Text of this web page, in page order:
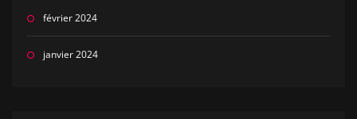
février 2024
janvier 2024